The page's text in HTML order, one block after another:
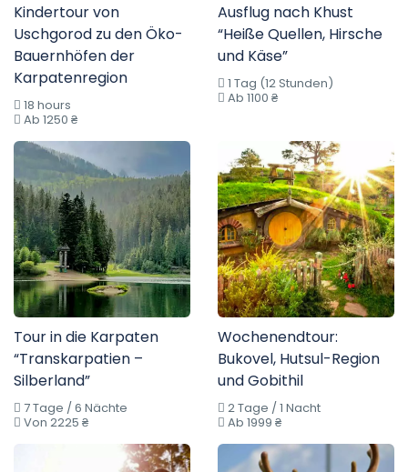
Kindertour von
Uschgorod zu den Öko-
Bauernhöfen der
Karpatenregion
18 hours
Ab 1250 ₴
Ausflug nach Khust
“Heiße Quellen, Hirsche
und Käse”
1 Tag (12 Stunden)
Ab 1100 ₴
Tour in die Karpaten
“Transkarpatien –
Silberland”
7 Tage / 6 Nächte
Von 2225 ₴
Wochenendtour:
Bukovel, Hutsul-Region
und Gobithil
2 Tage / 1 Nacht
Ab 1999 ₴